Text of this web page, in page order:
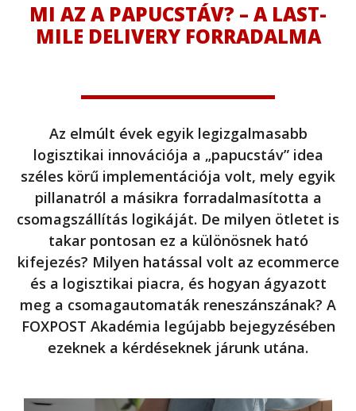
MI AZ A PAPUCSTÁV? – A LAST-
MILE DELIVERY FORRADALMA
Az elmúlt évek egyik legizgalmasabb
logisztikai innovációja a „papucstáv” idea
széles körű implementációja volt, mely egyik
pillanatról a másikra forradalmasította a
csomagszállítás logikáját. De milyen ötletet is
takar pontosan ez a különösnek ható
kifejezés? Milyen hatással volt az ecommerce
és a logisztikai piacra, és hogyan ágyazott
meg a csomagautomaták reneszánszának? A
FOXPOST Akadémia legújabb bejegyzésében
ezeknek a kérdéseknek járunk utána.